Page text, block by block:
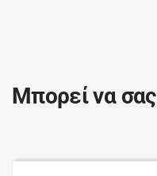
Μπορεί να σας